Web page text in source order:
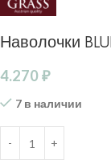
Наволочки
4.270₽
7 в наличии